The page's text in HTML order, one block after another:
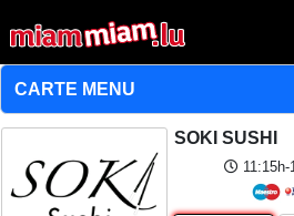
SOKI SUSHI